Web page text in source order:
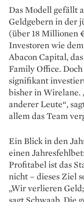
Das Modell gefällt
Geldgebern in der
(über 18 Millionen
Investoren wie
Abacon Capital,
Family Office.
signifikant
bisher in Wirelane.
anderer Leute“,
allem das Team
Ein Blick in den
einen
Profitabel ist das
nicht – dieses Ziel
„Wir verlieren
sagt Schwaab. Die